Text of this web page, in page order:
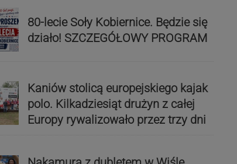
80-lecie Soły Kobiernice. Będzie się
działo! SZCZEGÓŁOWY PROGRAM
Kaniów stolicą europejskiego kajak
polo. Kilkadziesiąt drużyn z całej
Europy rywalizowało przez trzy dni